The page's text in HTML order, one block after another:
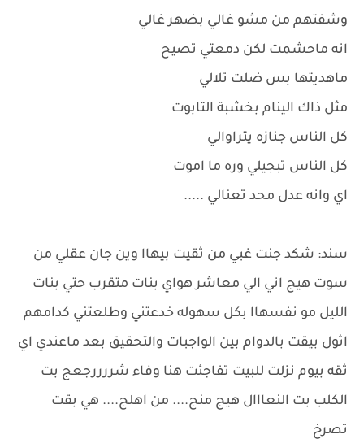
وشفتهم من مشو غالي بضهر غالي
انه ماحشمت لكن دمعتي تصيح
ماهديتها بس ضلت تلالي
مثل ذاك الينام بخشبة التابوت
كل الناس جنازه يتراوالي
كل الناس تبجيلي وره ما اموت
اي وانه عدل محد تعنالي .....
سند: شكد جنت غبي من ثقيت بيهاا وين جان عقلي من
سوت هيج اني الي معاشر هواي بنات متقرب حتي بنات
الليل مو نفسهاا بكل سهوله خدعتني وطلعتني كدامهم
اثول بيقت بالدوام بين الواجبات والتحقيق بعد ماعندي اي
ثقه بيوم نزلت للبيت تفاجئت هنا وفاء شررررجعج بت
الكلب بت النعااال هيج منج.... من اهلج.... هي بقت
تصرخ